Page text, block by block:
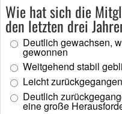
Wie hat sich die
den letzten drei
Deutlich gewachsen,
gewonnen
Weitgehend stabil
Leicht zurückgegangen
Deutlich
eine große